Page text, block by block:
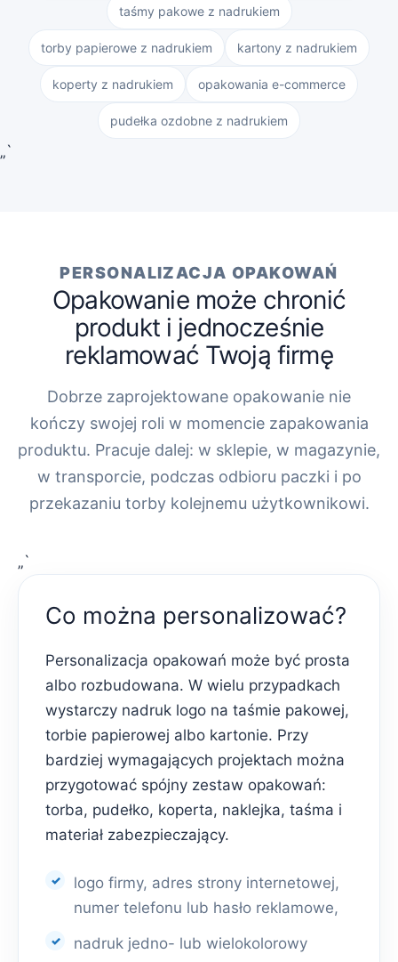
taśmy pakowe z nadrukiem
torby papierowe z nadrukiem kartony z nadrukiem
koperty z nadrukiem opakowania e-commerce
pudełka ozdobne z nadrukiem
„`
PERSONALIZACJA OPAKOWAŃ
Opakowanie może chronić
produkt i jednocześnie
reklamować Twoją firmę
Dobrze zaprojektowane opakowanie nie
kończy swojej roli w momencie zapakowania
produktu. Pracuje dalej: w sklepie, w magazynie,
w transporcie, podczas odbioru paczki i po
przekazaniu torby kolejnemu użytkownikowi.
„`
Co można personalizować?
Personalizacja opakowań może być prosta
albo rozbudowana. W wielu przypadkach
wystarczy nadruk logo na taśmie pakowej,
torbie papierowej albo kartonie. Przy
bardziej wymagających projektach można
przygotować spójny zestaw opakowań:
torba, pudełko, koperta, naklejka, taśma i
materiał zabezpieczający.
logo firmy, adres strony internetowej,
numer telefonu lub hasło reklamowe,
nadruk jedno- lub wielokolorowy